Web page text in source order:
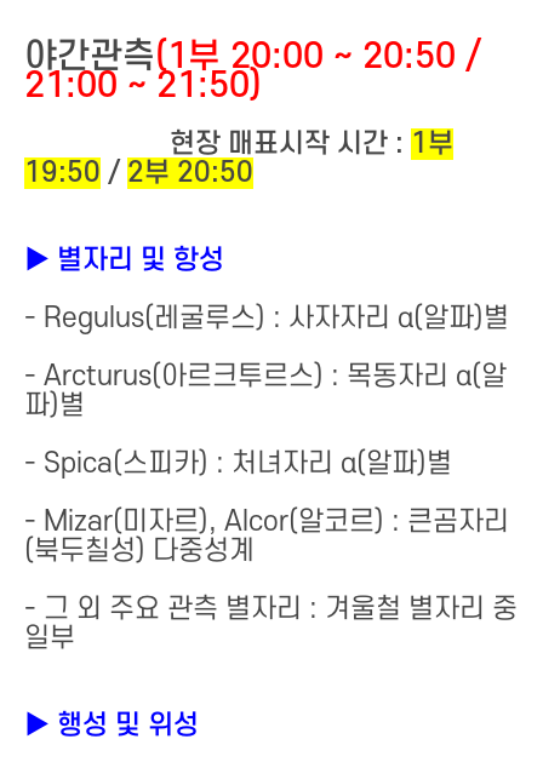
야간관측(1부 20:00 ~ 20:50 /
21:00 ~ 21:50)
현장 매표시작 시간 : 1부
19:50 / 2부 20:50
▶ 별자리 및 항성
- Regulus(레굴루스) : 사자자리 α(알파)별
- Arcturus(아르크투르스) : 목동자리 α(알
파)별
- Spica(스피카) : 처녀자리 α(알파)별
- Mizar(미자르), Alcor(알코르) : 큰곰자리
(북두칠성) 다중성계
- 그 외 주요 관측 별자리 : 겨울철 별자리 중
일부
▶ 행성 및 위성